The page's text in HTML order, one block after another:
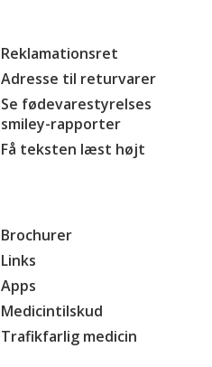
Reklamationsret
Adresse til returvarer
Se fødevarestyrelses
smiley-rapporter
Få teksten læst højt
Brochurer
Links
Apps
Medicintilskud
Trafikfarlig medicin